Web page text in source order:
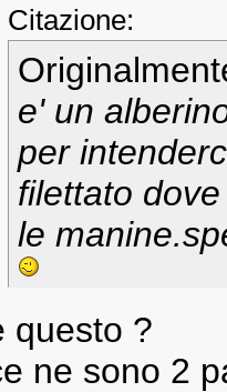
Citazione:
e' un
per
filettato
le
questo ?
ne sono 2